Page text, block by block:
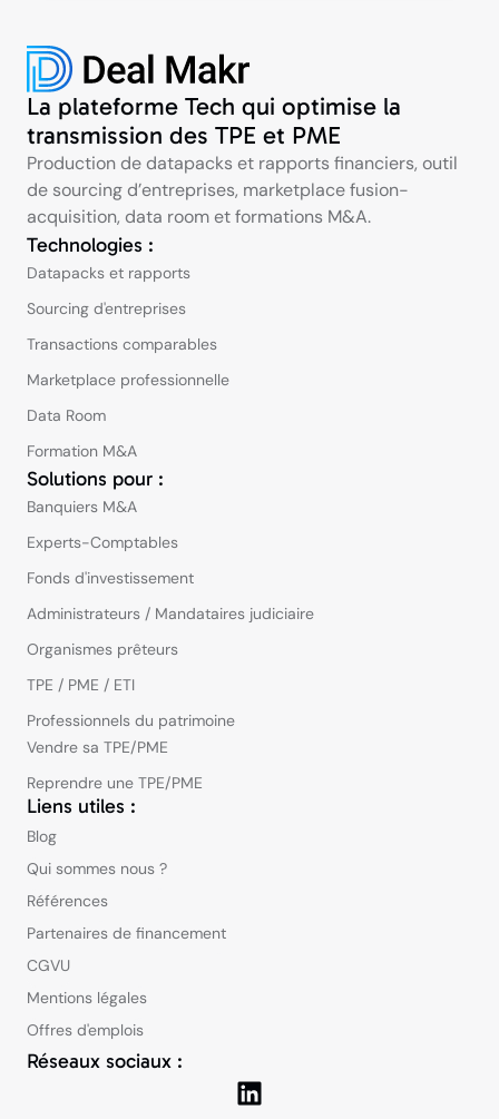
La plateforme Tech qui optimise la
transmission des TPE et PME
Production de datapacks et rapports financiers, outil
de sourcing d’entreprises, marketplace fusion-
acquisition, data room et formations M&A.
Technologies :
Datapacks et rapports
Sourcing d'entreprises
Transactions comparables
Marketplace professionnelle
Data Room
Formation M&A
Solutions pour :
Banquiers M&A
Experts-Comptables
Fonds d'investissement
Administrateurs / Mandataires judiciaire
Organismes prêteurs
TPE / PME / ETI
Professionnels du patrimoine
Vendre sa TPE/PME
Reprendre une TPE/PME
Liens utiles :
Blog
Qui sommes nous ?
Références
Partenaires de financement
CGVU
Mentions légales
Offres d'emplois
Réseaux sociaux :